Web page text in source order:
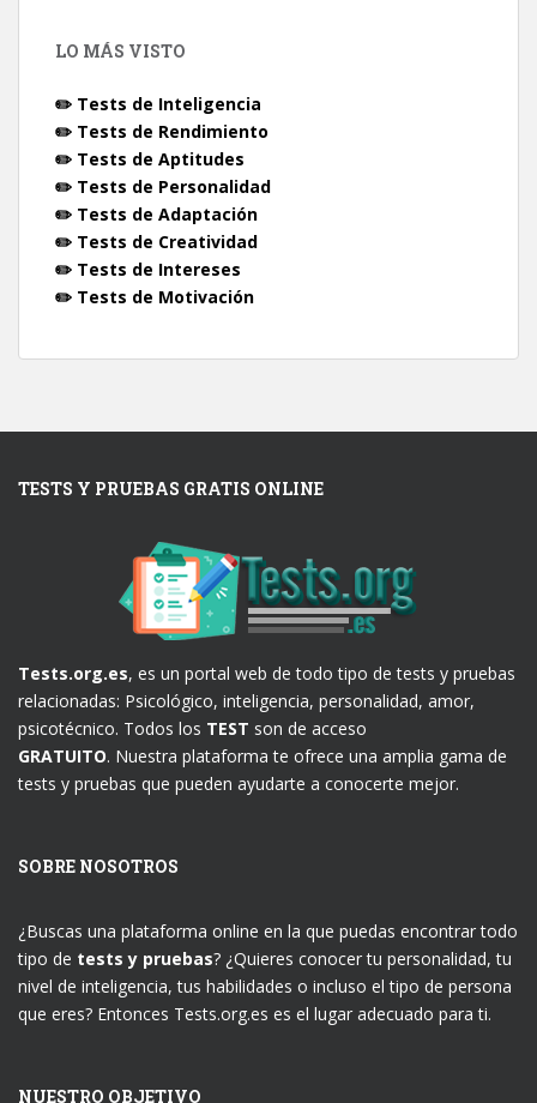
LO MÁS VISTO
✏️ Tests de Inteligencia
✏️ Tests de Rendimiento
✏️ Tests de Aptitudes
✏️ Tests de Personalidad
✏️ Tests de Adaptación
✏️ Tests de Creatividad
✏️ Tests de Intereses
✏️ Tests de Motivación
TESTS Y PRUEBAS GRATIS ONLINE
Tests.org.es, es un portal web de todo tipo de tests y pruebas
relacionadas: Psicológico, inteligencia, personalidad, amor,
psicotécnico. Todos los TEST son de acceso
GRATUITO. Nuestra plataforma te ofrece una amplia gama de
tests y pruebas que pueden ayudarte a conocerte mejor.
SOBRE NOSOTROS
¿Buscas una plataforma online en la que puedas encontrar todo
tipo de tests y pruebas? ¿Quieres conocer tu personalidad, tu
nivel de inteligencia, tus habilidades o incluso el tipo de persona
que eres? Entonces Tests.org.es es el lugar adecuado para ti.
NUESTRO OBJETIVO